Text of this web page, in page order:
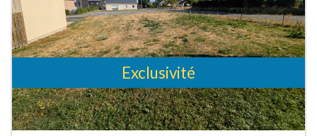
Exclusivité